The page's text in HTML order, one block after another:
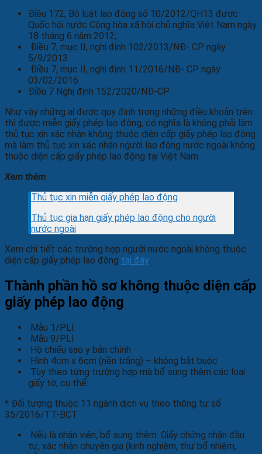
Điều 172, Bộ luật lao động số 10/2012/QH13 được
Quốc hội nước Cộng hòa xã hội chủ nghĩa Việt Nam ngày
18 tháng 6 năm 2012;
Điều 7, mục II, nghị định 102/2013/NĐ- CP ngày
5/9/2013
Điều 7, mục II, nghị định 11/2016/NĐ- CP ngày
03/02/2016
Điều 7 Nghị định 152/2020/NĐ-CP
Như vậy những ai được quy định trong những điều khoản trên
thì được miễn giấy phép lao động, có nghĩa là không phải làm
thủ tục xin xác nhận không thuộc diện cấp giấy phép lao động
mà làm thủ tục xin xác nhận người lao động nước ngoài không
thuộc diện cấp giấy phép lao động tại Việt Nam.
Xem thêm
Thủ tục xin miễn giấy phép lao động
Thủ tục gia hạn giấy phép lao động cho người
nước ngoài
Xem chi tiết các trường hợp người nước ngoài không thuộc
diện cấp giấy phép lao động tại đây
Thành phần hồ sơ không thuộc diện cấp
giấy phép lao động
Mẫu 1/PLI
Mẫu 9/PLI
Hộ chiếu sao y bản chính
Hình 4cm x 6cm (nền trắng) – không bắt buộc
Tùy theo từng trường hợp mà bổ sung thêm các loại
giấy tờ, cụ thể:
* Đối tượng thuộc 11 ngành dịch vụ theo thông tư số
35/2016/TT-BCT
Nếu là nhân viên, bổ sung thêm: Giấy chứng nhận đầu
tư, xác nhận chuyên gia (kinh nghiệm, thư bổ nhiệm,